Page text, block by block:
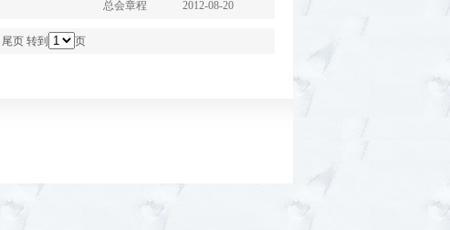
总会章程 2012-08-20
尾页 转到 页